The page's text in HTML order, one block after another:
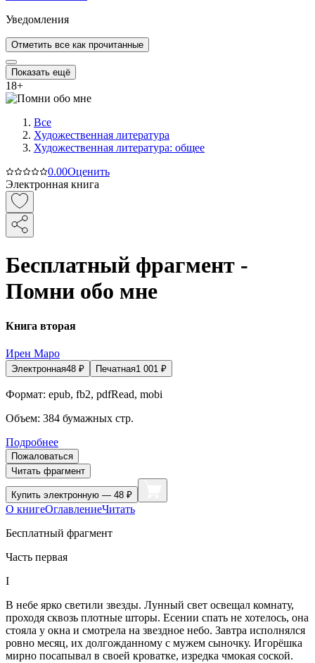
Уведомления
Отметить все как прочитанные
Показать ещё
18+
Все
Художественная литература
Художественная литература: общее
0.00Оценить
Электронная книга
Бесплатный фрагмент -
Помни обо мне
Книга вторая
Ирен Маро
Электронная48 ₽ Печатная1 001 ₽
Формат: epub, fb2, pdfRead, mobi
Объем: 384 бумажных стр.
Подробнее
Пожаловаться
Читать фрагмент
Купить электронную — 48 ₽
О книгеОглавлениеЧитать
Бесплатный фрагмент
Часть первая
I
В небе ярко светили звезды. Лунный свет освещал комнату,
проходя сквозь плотные шторы. Есении спать не хотелось, она
стояла у окна и смотрела на звездное небо. Завтра исполнялся
ровно месяц, их долгожданному с мужем сыночку. Игорёшка
мирно посапывал в своей кроватке, изредка чмокая соской.